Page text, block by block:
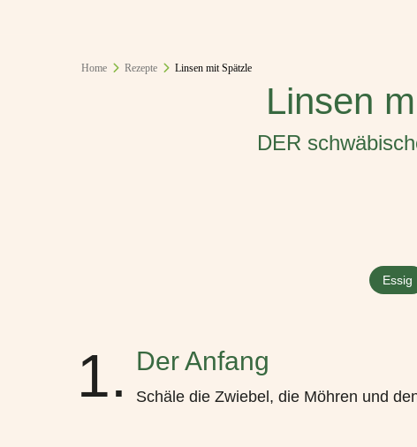
Home Rezepte Linsen mit Spätzle
Linsen
DER
Essig
1. Der Anfang
Schäle die Zwiebel, die Möhren und